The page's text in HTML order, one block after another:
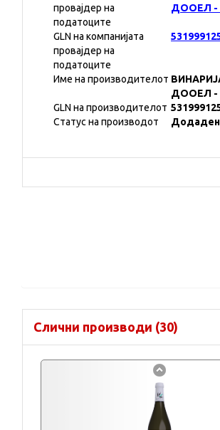
провајдер на
податоците
ДООЕЛ -
GLN на компанијата
провајдер на
податоците
Име на производителот
ДООЕЛ -
GLN на производителот
Статус на производот
Додаден
Слични производи (30)